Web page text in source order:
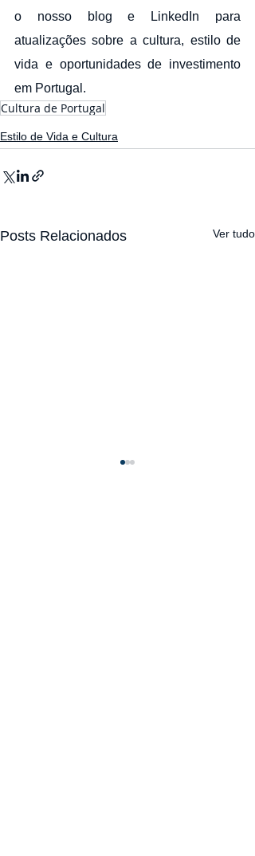
o nosso blog e LinkedIn para
atualizações sobre a cultura, estilo de
vida e oportunidades de investimento
em Portugal.
Cultura de Portugal
Estilo de Vida e Cultura
Posts Relacionados Ver tudo